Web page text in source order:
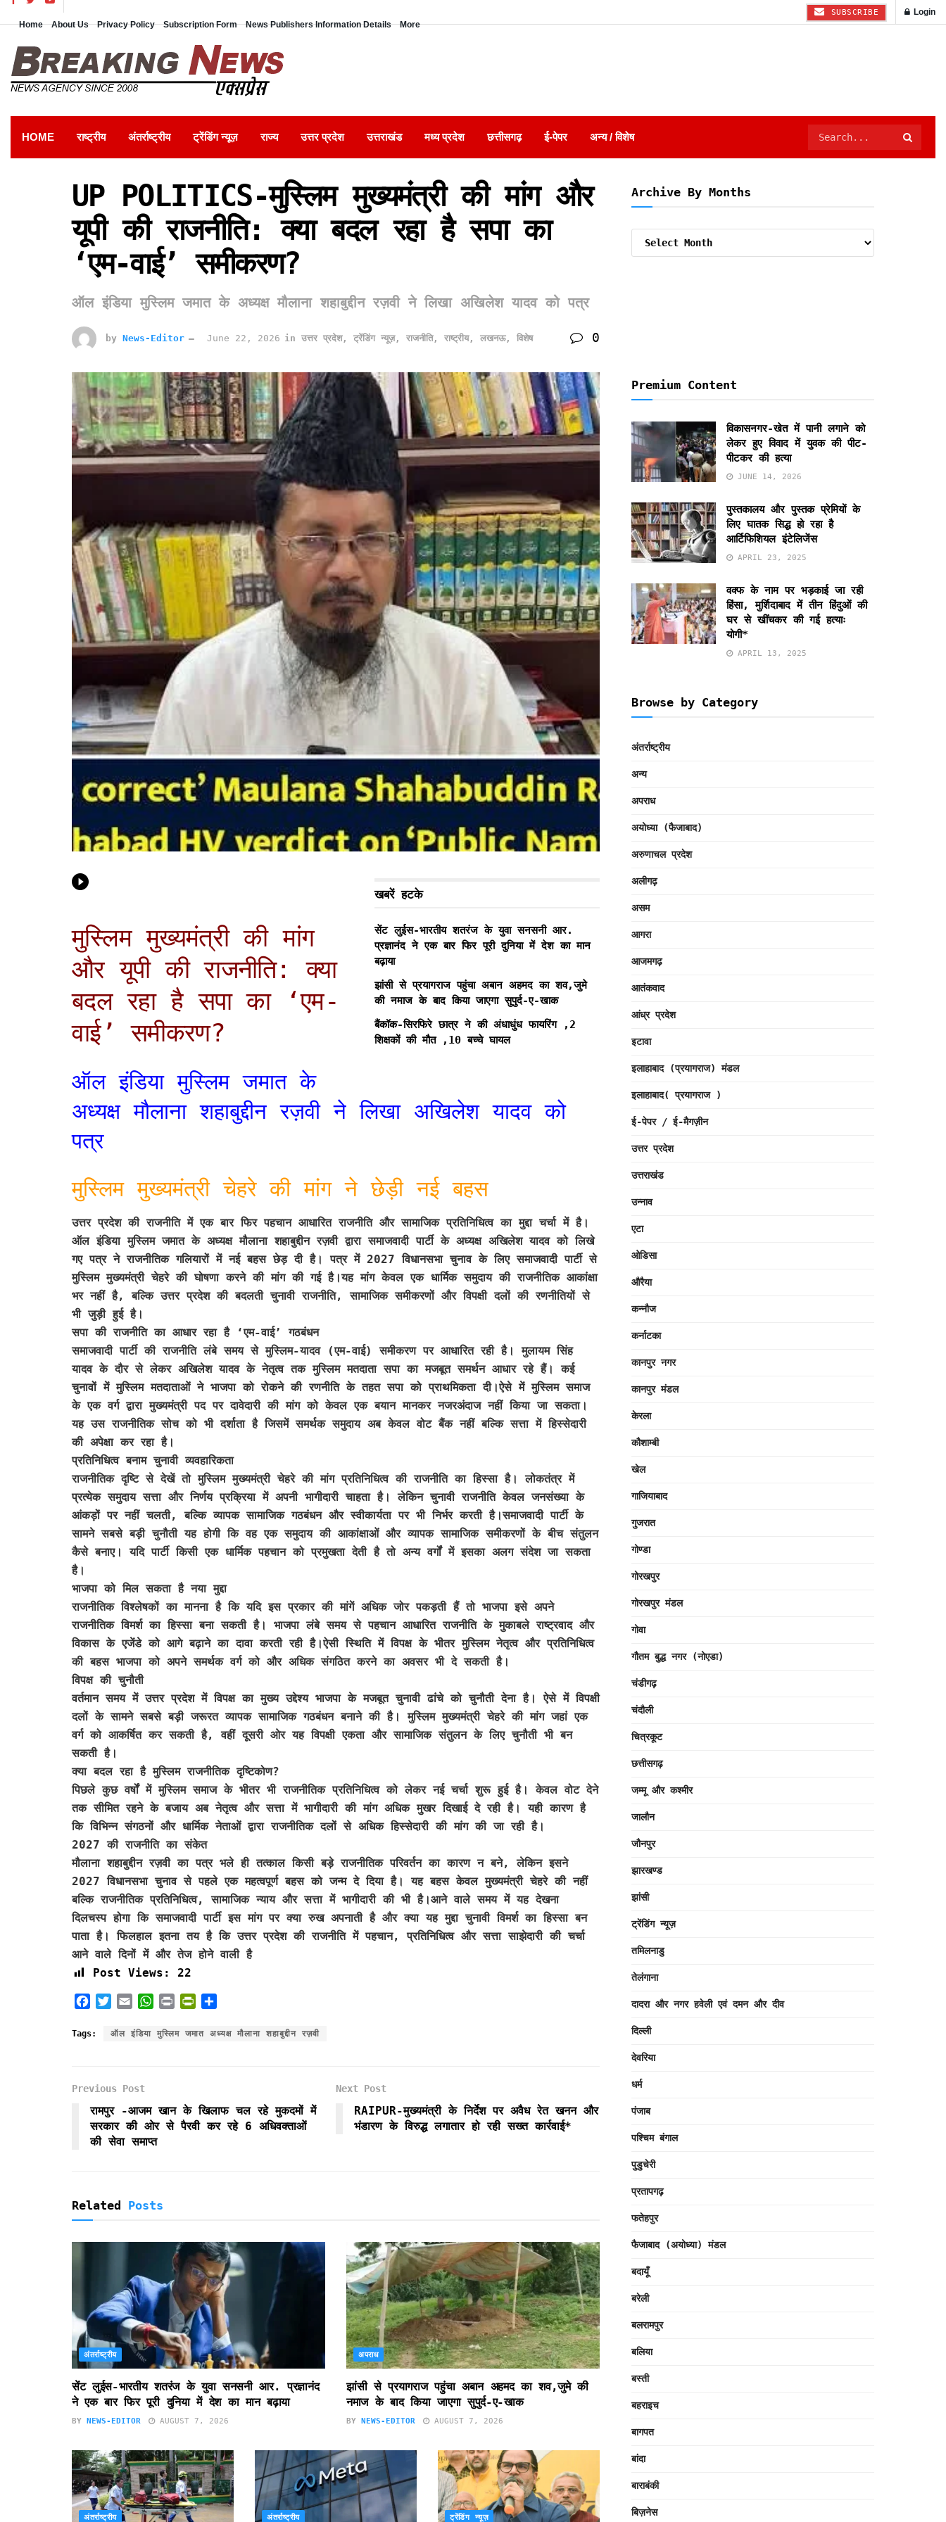
Home About Us Privacy Policy Subscription Form News Publishers Information Details More
SUBSCRIBE Login
HOME राष्ट्रीय अंतर्राष्ट्रीय ट्रेंडिंग न्यूज़ राज्य उत्तर प्रदेश उत्तराखंड मध्य प्रदेश छत्तीसगढ़ ई-पेपर अन्य / विशेष
UP POLITICS-मुस्लिम मुख्यमंत्री की मांग और
यूपी की राजनीति: क्या बदल रहा है सपा का
‘एम-वाई’ समीकरण?
ऑल इंडिया मुस्लिम जमात के अध्यक्ष मौलाना शहाबुद्दीन रज़वी ने लिखा अखिलेश यादव को पत्र
by News-Editor June 22, 2026 in उत्तर प्रदेश, ट्रेंडिंग न्यूज़, राजनीति, राष्ट्रीय, लखनऊ, विशेष 0
खबरें हटके
सेंट लुईस-भारतीय शतरंज के युवा सनसनी आर.
प्रज्ञानंद ने एक बार फिर पूरी दुनिया में देश का मान
बढ़ाया
झांसी से प्रयागराज पहुंचा अबान अहमद का शव,जुमे
की नमाज के बाद किया जाएगा सुपुर्द-ए-खाक
बैंकॉक-सिरफिरे छात्र ने की अंधाधुंध फायरिंग ,2
शिक्षकों की मौत ,10 बच्चे घायल
मुस्लिम मुख्यमंत्री की मांग
और यूपी की राजनीति: क्या
बदल रहा है सपा का ‘एम-
वाई’ समीकरण?
ऑल इंडिया मुस्लिम जमात के
अध्यक्ष मौलाना शहाबुद्दीन रज़वी ने लिखा अखिलेश यादव को
पत्र
मुस्लिम मुख्यमंत्री चेहरे की मांग ने छेड़ी नई बहस
उत्तर प्रदेश की राजनीति में एक बार फिर पहचान आधारित राजनीति और सामाजिक प्रतिनिधित्व का मुद्दा चर्चा में है।
ऑल इंडिया मुस्लिम जमात के अध्यक्ष मौलाना शहाबुद्दीन रज़वी द्वारा समाजवादी पार्टी के अध्यक्ष अखिलेश यादव को लिखे
गए पत्र ने राजनीतिक गलियारों में नई बहस छेड़ दी है। पत्र में 2027 विधानसभा चुनाव के लिए समाजवादी पार्टी से
मुस्लिम मुख्यमंत्री चेहरे की घोषणा करने की मांग की गई है।यह मांग केवल एक धार्मिक समुदाय की राजनीतिक आकांक्षा
भर नहीं है, बल्कि उत्तर प्रदेश की बदलती चुनावी राजनीति, सामाजिक समीकरणों और विपक्षी दलों की रणनीतियों से
भी जुड़ी हुई है।
सपा की राजनीति का आधार रहा है ‘एम-वाई’ गठबंधन
समाजवादी पार्टी की राजनीति लंबे समय से मुस्लिम-यादव (एम-वाई) समीकरण पर आधारित रही है। मुलायम सिंह
यादव के दौर से लेकर अखिलेश यादव के नेतृत्व तक मुस्लिम मतदाता सपा का मजबूत समर्थन आधार रहे हैं। कई
चुनावों में मुस्लिम मतदाताओं ने भाजपा को रोकने की रणनीति के तहत सपा को प्राथमिकता दी।ऐसे में मुस्लिम समाज
के एक वर्ग द्वारा मुख्यमंत्री पद पर दावेदारी की मांग को केवल एक बयान मानकर नजरअंदाज नहीं किया जा सकता।
यह उस राजनीतिक सोच को भी दर्शाता है जिसमें समर्थक समुदाय अब केवल वोट बैंक नहीं बल्कि सत्ता में हिस्सेदारी
की अपेक्षा कर रहा है।
प्रतिनिधित्व बनाम चुनावी व्यवहारिकता
राजनीतिक दृष्टि से देखें तो मुस्लिम मुख्यमंत्री चेहरे की मांग प्रतिनिधित्व की राजनीति का हिस्सा है। लोकतंत्र में
प्रत्येक समुदाय सत्ता और निर्णय प्रक्रिया में अपनी भागीदारी चाहता है। लेकिन चुनावी राजनीति केवल जनसंख्या के
आंकड़ों पर नहीं चलती, बल्कि व्यापक सामाजिक गठबंधन और स्वीकार्यता पर भी निर्भर करती है।समाजवादी पार्टी के
सामने सबसे बड़ी चुनौती यह होगी कि वह एक समुदाय की आकांक्षाओं और व्यापक सामाजिक समीकरणों के बीच संतुलन
कैसे बनाए। यदि पार्टी किसी एक धार्मिक पहचान को प्रमुखता देती है तो अन्य वर्गों में इसका अलग संदेश जा सकता
है।
भाजपा को मिल सकता है नया मुद्दा
राजनीतिक विश्लेषकों का मानना है कि यदि इस प्रकार की मांगें अधिक जोर पकड़ती हैं तो भाजपा इसे अपने
राजनीतिक विमर्श का हिस्सा बना सकती है। भाजपा लंबे समय से पहचान आधारित राजनीति के मुकाबले राष्ट्रवाद और
विकास के एजेंडे को आगे बढ़ाने का दावा करती रही है।ऐसी स्थिति में विपक्ष के भीतर मुस्लिम नेतृत्व और प्रतिनिधित्व
की बहस भाजपा को अपने समर्थक वर्ग को और अधिक संगठित करने का अवसर भी दे सकती है।
विपक्ष की चुनौती
वर्तमान समय में उत्तर प्रदेश में विपक्ष का मुख्य उद्देश्य भाजपा के मजबूत चुनावी ढांचे को चुनौती देना है। ऐसे में विपक्षी
दलों के सामने सबसे बड़ी जरूरत व्यापक सामाजिक गठबंधन बनाने की है। मुस्लिम मुख्यमंत्री चेहरे की मांग जहां एक
वर्ग को आकर्षित कर सकती है, वहीं दूसरी ओर यह विपक्षी एकता और सामाजिक संतुलन के लिए चुनौती भी बन
सकती है।
क्या बदल रहा है मुस्लिम राजनीतिक दृष्टिकोण?
पिछले कुछ वर्षों में मुस्लिम समाज के भीतर भी राजनीतिक प्रतिनिधित्व को लेकर नई चर्चा शुरू हुई है। केवल वोट देने
तक सीमित रहने के बजाय अब नेतृत्व और सत्ता में भागीदारी की मांग अधिक मुखर दिखाई दे रही है। यही कारण है
कि विभिन्न संगठनों और धार्मिक नेताओं द्वारा राजनीतिक दलों से अधिक हिस्सेदारी की मांग की जा रही है।
2027 की राजनीति का संकेत
मौलाना शहाबुद्दीन रज़वी का पत्र भले ही तत्काल किसी बड़े राजनीतिक परिवर्तन का कारण न बने, लेकिन इसने
2027 विधानसभा चुनाव से पहले एक महत्वपूर्ण बहस को जन्म दे दिया है। यह बहस केवल मुख्यमंत्री चेहरे की नहीं
बल्कि राजनीतिक प्रतिनिधित्व, सामाजिक न्याय और सत्ता में भागीदारी की भी है।आने वाले समय में यह देखना
दिलचस्प होगा कि समाजवादी पार्टी इस मांग पर क्या रुख अपनाती है और क्या यह मुद्दा चुनावी विमर्श का हिस्सा बन
पाता है। फिलहाल इतना तय है कि उत्तर प्रदेश की राजनीति में पहचान, प्रतिनिधित्व और सत्ता साझेदारी की चर्चा
आने वाले दिनों में और तेज होने वाली है
Post Views:
22
c
o
k
i
r
a
a
p
i
i
i
e
a
Tags: ऑल इंडिया मुस्लिम जमात अध्यक्ष मौलाना शहाबुद्दीन रज़वी
Previous Post
रामपुर -आजम खान के खिलाफ चल रहे मुकदमों में
सरकार की ओर से पैरवी कर रहे 6 अधिवक्ताओं
की सेवा समाप्त
Next Post
RAIPUR-मुख्यमंत्री के निर्देश पर अवैध रेत खनन और
भंडारण के विरुद्ध लगातार हो रही सख्त कार्रवाई*
Related Posts
अंतर्राष्ट्रीय
सेंट लुईस-भारतीय शतरंज के युवा सनसनी आर. प्रज्ञानंद
ने एक बार फिर पूरी दुनिया में देश का मान बढ़ाया
BY NEWS-EDITOR AUGUST 7, 2026
अपराध
झांसी से प्रयागराज पहुंचा अबान अहमद का शव,जुमे की
नमाज के बाद किया जाएगा सुपुर्द-ए-खाक
BY NEWS-EDITOR AUGUST 7, 2026
अंतर्राष्ट्रीय अंतर्राष्ट्रीय ट्रेंडिंग न्यूज़
Archive By Months
Premium Content
विकासनगर-खेत में पानी लगाने को
लेकर हुए विवाद में युवक की पीट-
पीटकर की हत्या
JUNE 14, 2026
पुस्तकालय और पुस्तक प्रेमियों के
लिए घातक सिद्ध हो रहा है
आर्टिफिशियल इंटेलिजेंस
APRIL 23, 2025
वक्फ के नाम पर भड़काई जा रही
हिंसा, मुर्शिदाबाद में तीन हिंदुओं की
घर से खींचकर की गई हत्याः
योगी*
APRIL 13, 2025
Browse by Category
अंतर्राष्ट्रीय
अन्य
अपराध
अयोध्या (फैजाबाद)
अरुणाचल प्रदेश
अलीगढ़
असम
आगरा
आजमगढ़
आतंकवाद
आंध्र प्रदेश
इटावा
इलाहाबाद (प्रयागराज) मंडल
इलाहाबाद( प्रयागराज )
ई-पेपर / ई-मैगज़ीन
उत्तर प्रदेश
उत्तराखंड
उन्नाव
एटा
ओडिसा
औरैया
कन्नौज
कर्नाटका
कानपुर नगर
कानपुर मंडल
केरला
कौशाम्बी
खेल
गाजियाबाद
गुजरात
गोण्डा
गोरखपुर
गोरखपुर मंडल
गोवा
गौतम बुद्ध नगर (नोएडा)
चंडीगढ़
चंदौली
चित्रकूट
छत्तीसगढ़
जम्मू और कश्मीर
जालौन
जौनपुर
झारखण्ड
झांसी
ट्रेंडिंग न्यूज़
तमिलनाडु
तेलंगाना
दादरा और नगर हवेली एवं दमन और दीव
दिल्ली
देवरिया
धर्म
पंजाब
पश्चिम बंगाल
पुडुचेरी
प्रतापगढ़
फतेहपुर
फैजाबाद (अयोध्या) मंडल
बदायूँ
बरेली
बलरामपुर
बलिया
बस्ती
बहराइच
बागपत
बांदा
बाराबंकी
बिज़नेस